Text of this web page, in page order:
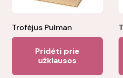
Trofėjus Pulman
Pridėti prie
užklausos